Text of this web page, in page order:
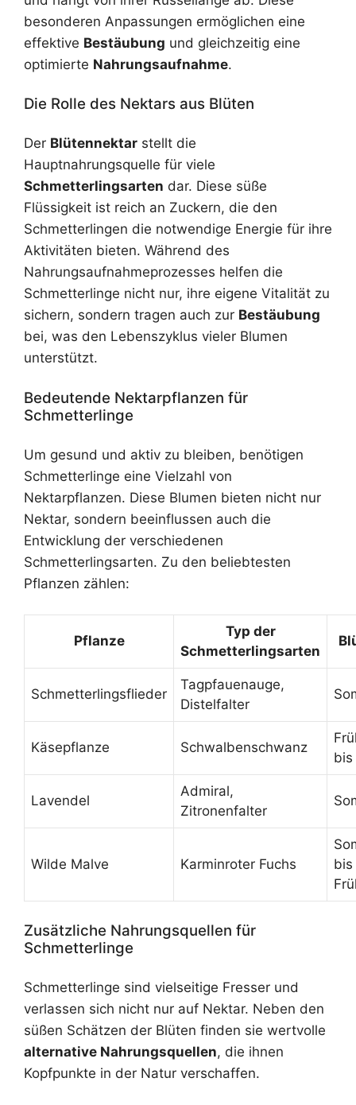
besonderen Anpassungen ermöglichen eine
effektive Bestäubung und gleichzeitig eine
optimierte Nahrungsaufnahme.
Die Rolle des Nektars aus Blüten
Der Blütennektar stellt die
Hauptnahrungsquelle für viele
Schmetterlingsarten dar. Diese süße
Flüssigkeit ist reich an Zuckern, die den
Schmetterlingen die notwendige Energie für ihre
Aktivitäten bieten. Während des
Nahrungsaufnahmeprozesses helfen die
Schmetterlinge nicht nur, ihre eigene Vitalität zu
sichern, sondern tragen auch zur Bestäubung
bei, was den Lebenszyklus vieler Blumen
unterstützt.
Bedeutende Nektarpflanzen für
Schmetterlinge
Um gesund und aktiv zu bleiben, benötigen
Schmetterlinge eine Vielzahl von
Nektarpflanzen. Diese Blumen bieten nicht nur
Nektar, sondern beeinflussen auch die
Entwicklung der verschiedenen
Schmetterlingsarten. Zu den beliebtesten
Pflanzen zählen:
Pflanze
Typ der
Schmetterlingsarten
Schmetterlingsflieder
Tagpfauenauge,
Distelfalter
Käsepflanze Schwalbenschwanz
Lavendel
Admiral,
Zitronenfalter
Wilde Malve Karminroter Fuchs
bis
Zusätzliche Nahrungsquellen für
Schmetterlinge
Schmetterlinge sind vielseitige Fresser und
verlassen sich nicht nur auf Nektar. Neben den
süßen Schätzen der Blüten finden sie wertvolle
alternative Nahrungsquellen, die ihnen
Kopfpunkte in der Natur verschaffen.